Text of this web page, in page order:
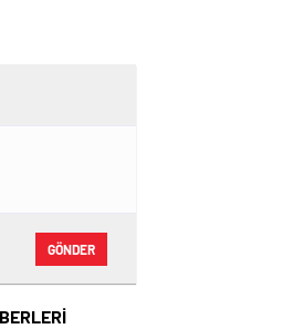
GÖNDER